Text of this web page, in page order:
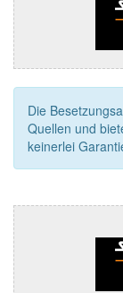
Die
Quellen und
keinerlei